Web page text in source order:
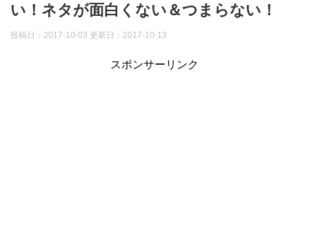
い！ネタが面白くない＆つまらない！
投稿日：2017-10-03 更新日： 2017-10-13
スポンサーリンク